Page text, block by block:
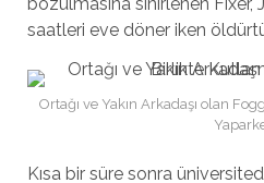
saatleri eve döner iken
Ortağı ve Yakın Arkadaşı olan
Kısa bir süre sonra